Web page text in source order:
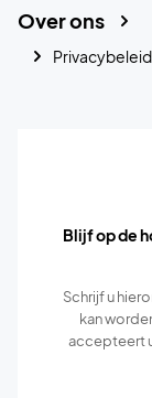
Over ons
Privacybeleid
Blijf op de
Schrijf u
kan
accepteert